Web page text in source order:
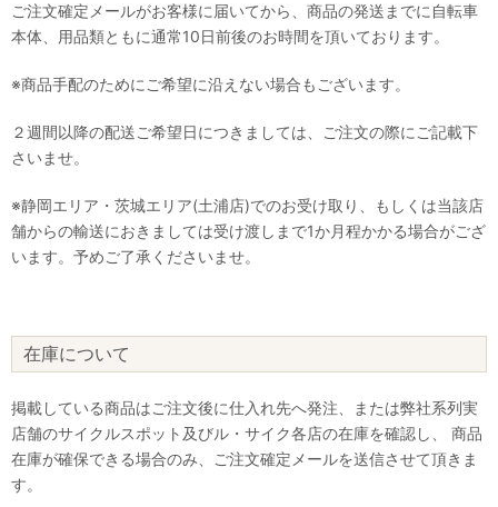
ご注文確定メールがお客様に届いてから、商品の発送までに自転車
本体、用品類ともに通常10日前後のお時間を頂いております。
※商品手配のためにご希望に沿えない場合もございます。
２週間以降の配送ご希望日につきましては、ご注文の際にご記載下
さいませ。
※静岡エリア・茨城エリア(土浦店)でのお受け取り、もしくは当該店
舗からの輸送におきましては受け渡しまで1か月程かかる場合がござ
います。予めご了承くださいませ。
在庫について
掲載している商品はご注文後に仕入れ先へ発注、または弊社系列実
店舗のサイクルスポット及びル・サイク各店の在庫を確認し、 商品
在庫が確保できる場合のみ、ご注文確定メールを送信させて頂きま
す。